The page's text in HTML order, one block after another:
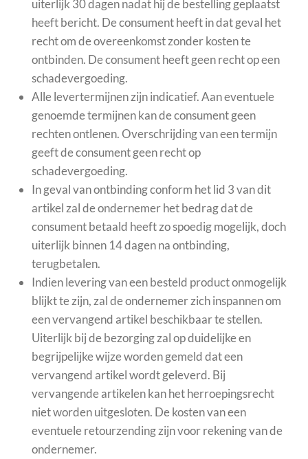
uiterlijk 30 dagen nadat hij de bestelling geplaatst
heeft bericht. De consument heeft in dat geval het
recht om de overeenkomst zonder kosten te
ontbinden. De consument heeft geen recht op een
schadevergoeding.
Alle levertermijnen zijn indicatief. Aan eventuele
genoemde termijnen kan de consument geen
rechten ontlenen. Overschrijding van een termijn
geeft de consument geen recht op
schadevergoeding.
In geval van ontbinding conform het lid 3 van dit
artikel zal de ondernemer het bedrag dat de
consument betaald heeft zo spoedig mogelijk, doch
uiterlijk binnen 14 dagen na ontbinding,
terugbetalen.
Indien levering van een besteld product onmogelijk
blijkt te zijn, zal de ondernemer zich inspannen om
een vervangend artikel beschikbaar te stellen.
Uiterlijk bij de bezorging zal op duidelijke en
begrijpelijke wijze worden gemeld dat een
vervangend artikel wordt geleverd. Bij
vervangende artikelen kan het herroepingsrecht
niet worden uitgesloten. De kosten van een
eventuele retourzending zijn voor rekening van de
ondernemer.